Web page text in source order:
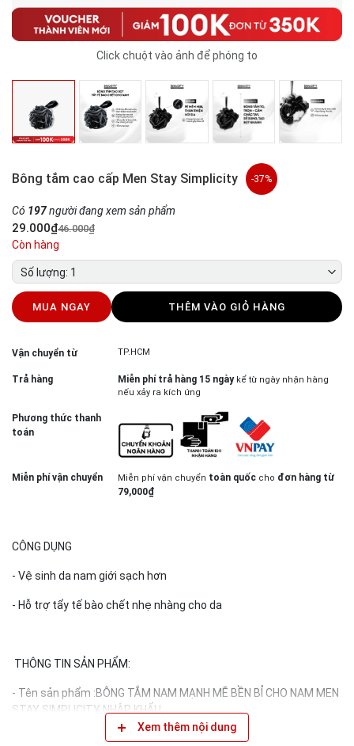
Click chuột vào ảnh để phóng to
Bông tắm cao cấp Men Stay Simplicity -37%
Có 197người đang xem sản phẩm
29.000₫46.000₫
Còn hàng
Số lượng: 1
MUA NGAY THÊM VÀO GIỎ HÀNG
Vận chuyển từ TP.HCM
Trả hàng Miễn phí trả hàng 15 ngàykể từ ngày nhận hàng
nếu xảy ra kích ứng
Phương thức thanh
toán
Miễn phí vận chuyển Miễn phí vận chuyển toàn quốccho đơn hàng từ
79,000₫
CÔNG DỤNG
- Vệ sinh da nam giới sạch hơn
- Hỗ trợ tẩy tế bào chết nhẹ nhàng cho da
THÔNG TIN SẢN PHẨM:
- Tên sản phẩm :BÔNG TẮM NAM MẠNH MẼ BỀN BỈ CHO NAM MEN
STAY SIMPLICITY NHẬP KHẨU
- Thương hiệu: Men Stay Simplicity thuộc Công ty Cổ phần
Xem thêm nội dung